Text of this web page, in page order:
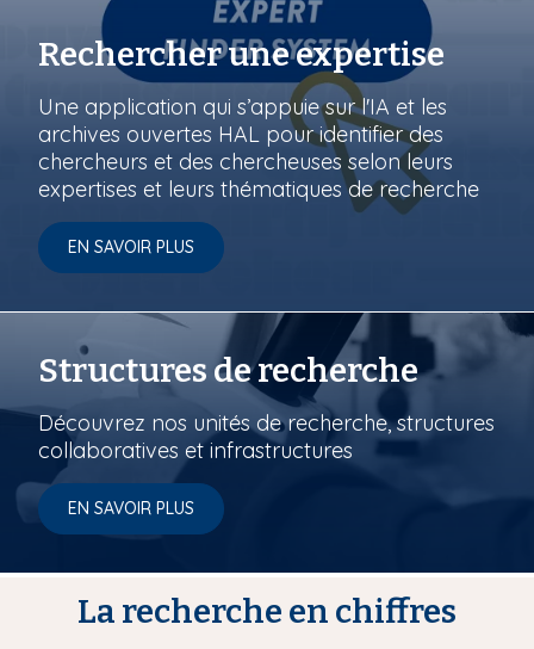
Rechercher une expertise
Une application qui s’appuie sur l'IA et les
archives ouvertes HAL pour identifier des
chercheurs et des chercheuses selon leurs
expertises et leurs thématiques de recherche
EN SAVOIR PLUS
Structures de recherche
Découvrez nos unités de recherche, structures
collaboratives et infrastructures
EN SAVOIR PLUS
La recherche en chiffres